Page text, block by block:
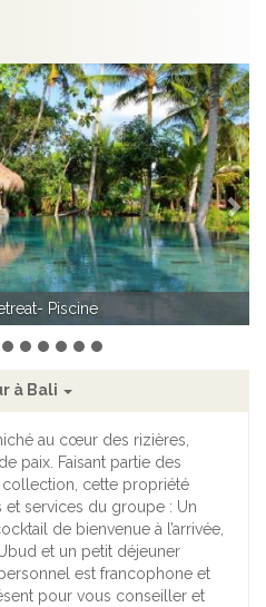
Piscine
Supérieure
à Bali
au cœur des rizières,
paix. Faisant partie des
cette propriété
et services du groupe : Un
de bienvenue à l’arrivée,
et un petit déjeuner
est francophone et
pour vous conseiller et